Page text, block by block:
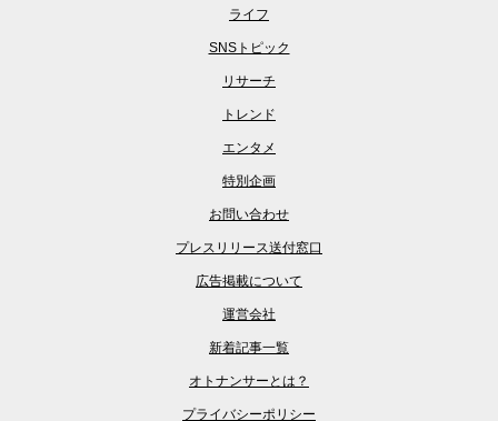
ライフ
SNSトピック
リサーチ
トレンド
エンタメ
特別企画
お問い合わせ
プレスリリース送付窓口
広告掲載について
運営会社
新着記事一覧
オトナンサーとは？
プライバシーポリシー